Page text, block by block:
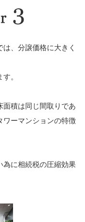
、分譲価格に大きく
。
面積は同じ間取りであ
ワーマンションの特徴
為に相続税の圧縮効果